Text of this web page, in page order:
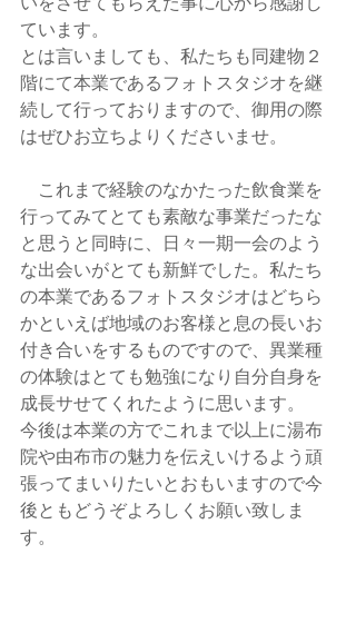
ています。
とは言いましても、私たちも同建物２
階にて本業であるフォトスタジオを継
続して行っておりますので、御用の際
はぜひお立ちよりくださいませ。
これまで経験のなかたった飲食業を
行ってみてとても素敵な事業だったな
と思うと同時に、日々一期一会のよう
な出会いがとても新鮮でした。私たち
の本業であるフォトスタジオはどちら
かといえば地域のお客様と息の長いお
付き合いをするものですので、異業種
の体験はとても勉強になり自分自身を
成長サせてくれたように思います。
今後は本業の方でこれまで以上に湯布
院や由布市の魅力を伝えいけるよう頑
張ってまいりたいとおもいますので今
後ともどうぞよろしくお願い致しま
す。